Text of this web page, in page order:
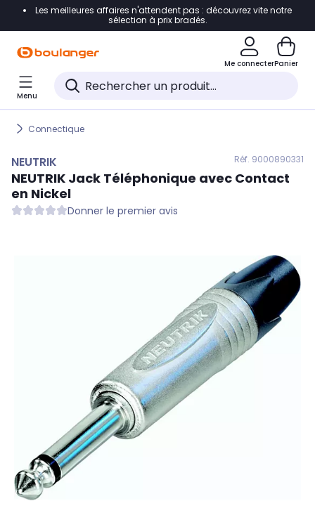
Accéder directement à la navigation
Accéder directement au pied de page
Accéder directement au chatbot
Les meilleures affaires n'attendent pas : découvrez vite notre
sélection à prix bradés.
Me connecterPanier
Menu
Connectique
NEUTRIK Réf. 9000890331
NEUTRIK Jack Téléphonique avec Contact
en Nickel
Donner le premier avis